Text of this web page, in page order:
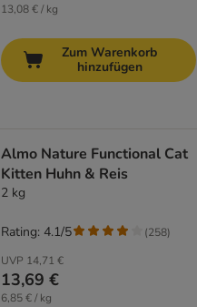
13,08 € / kg
Zum Warenkorb
hinzufügen
Almo Nature Functional Cat
Kitten Huhn & Reis
2 kg
UVP 14,71 €
13,69 €
6,85 € / kg
Rating: 4.1/5 (258)